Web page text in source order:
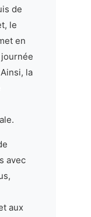
de
le
en
la
avec
aux